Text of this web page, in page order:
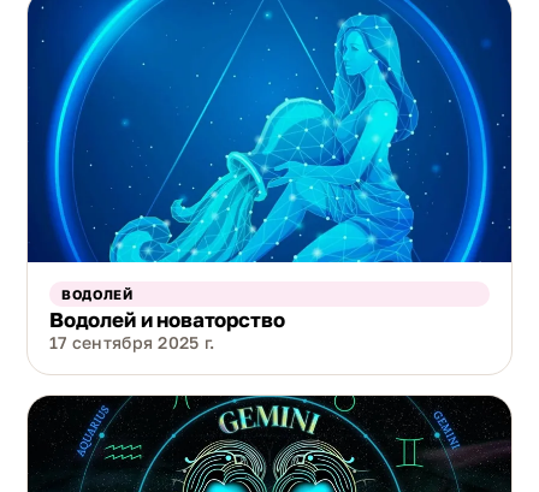
ВОДОЛЕЙ
Водолей и новаторство
17 сентября 2025 г.